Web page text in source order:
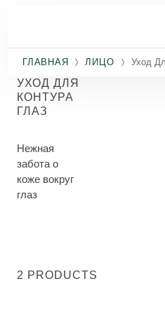
ГЛАВНАЯ ЛИЦО Уход
УХОД ДЛЯ
КОНТУРА
ГЛАЗ
Нежная
забота о
коже вокруг
глаз
2 PRODUCTS